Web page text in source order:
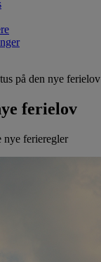
på den nye ferielov
ferielov
nye ferieregler